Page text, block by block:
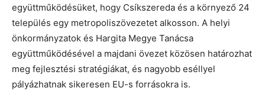
együttműködésüket, hogy Csíkszereda és a környező 24
település egy metropoliszövezetet alkosson. A helyi
önkormányzatok és Hargita Megye Tanácsa
együttműködésével a majdani övezet közösen határozhat
meg fejlesztési stratégiákat, és nagyobb eséllyel
pályázhatnak sikeresen EU-s forrásokra is.